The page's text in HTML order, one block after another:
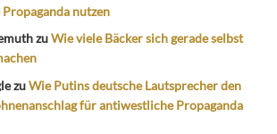
nutzen
zuWie viele Bäcker sich gerade selbst
zuWie Putins deutsche Lautsprecher den
für antiwestliche Propaganda